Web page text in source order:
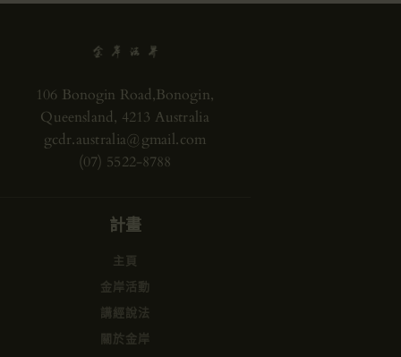
106 Bonogin Road,Bonogin,
Queensland, 4213 Australia
gcdr.australia@gmail.com
(07) 5522-8788
計畫
主頁
金岸活動
講經說法
關於金岸